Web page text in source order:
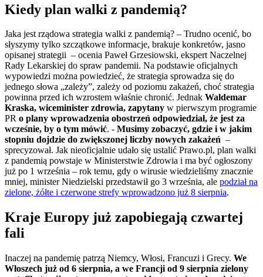
Kiedy plan walki z pandemią?
Jaka jest rządowa strategia walki z pandemią? – Trudno ocenić, bo
słyszymy tylko szczątkowe informacje, brakuje konkretów, jasno
opisanej strategii – ocenia Paweł Grzesiowski, ekspert Naczelnej
Rady Lekarskiej do spraw pandemii. Na podstawie oficjalnych
wypowiedzi można powiedzieć, że strategia sprowadza się do
jednego słowa „zależy”, zależy od poziomu zakażeń, choć strategia
powinna przed ich wzrostem właśnie chronić. Jednak Waldemar
Kraska, wiceminister zdrowia, zapytany w pierwszym programie
PR o plany wprowadzenia obostrzeń odpowiedział, że jest za
wcześnie, by o tym mówić. - Musimy zobaczyć, gdzie i w jakim
stopniu dojdzie do zwiększonej liczby nowych zakażeń –
sprecyzował. Jak nieoficjalnie udało się ustalić Prawo.pl, plan walki
z pandemią powstaje w Ministerstwie Zdrowia i ma być ogłoszony
już po 1 września – rok temu, gdy o wirusie wiedzieliśmy znacznie
mniej, minister Niedzielski przedstawił go 3 września, ale podział na
zielone, żółte i czerwone strefy wprowadzono już 8 sierpnia.
Kraje Europy już zapobiegają czwartej
fali
Inaczej na pandemię patrzą Niemcy, Włosi, Francuzi i Grecy. We
Włoszech już od 6 sierpnia, a we Francji od 9 sierpnia zielony